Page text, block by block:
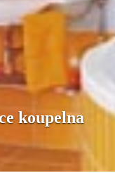
koupelna